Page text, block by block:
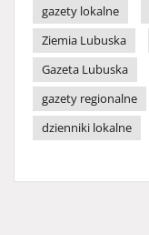
gazety lokalne
Ziemia Lubuska
Gazeta Lubuska
gazety regionalne
dzienniki lokalne